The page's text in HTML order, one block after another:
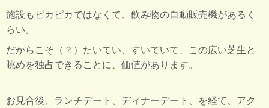
施設もピカピカではなくて、飲み物の自動販売機があるく
らい。
だからこそ（？）たいてい、すいていて、この広い芝生と
眺めを独占できることに、価値があります。
お見合後、ランチデート、ディナーデート、を経て、アク